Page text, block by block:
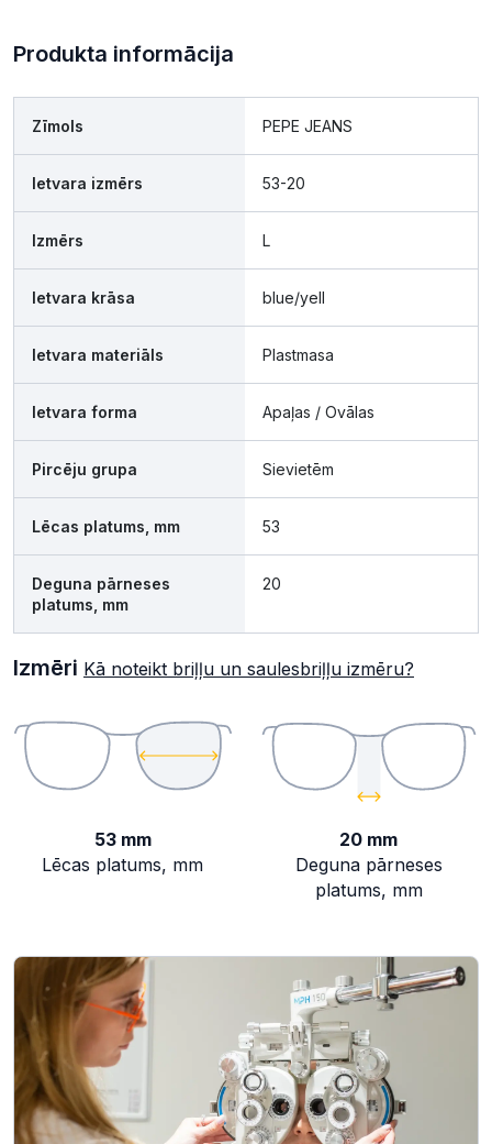
Produkta informācija
Zīmols PEPE JEANS
Ietvara izmērs 53-20
Izmērs L
Ietvara krāsa blue/yell
Ietvara materiāls Plastmasa
Ietvara forma Apaļas / Ovālas
Pircēju grupa Sievietēm
Lēcas platums, mm 53
Deguna pārneses
platums, mm
20
Izmēri Kā noteikt briļļu un saulesbriļļu izmēru?
53 mm
Lēcas platums, mm
20 mm
Deguna pārneses
platums, mm